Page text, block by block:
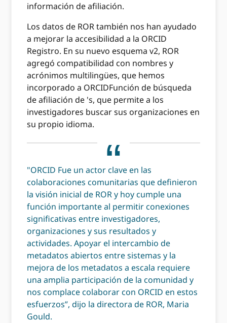
información de afiliación.
Los datos de ROR también nos han ayudado
a mejorar la accesibilidad a la ORCID
Registro. En su nuevo esquema v2, ROR
agregó compatibilidad con nombres y
acrónimos multilingües, que hemos
incorporado a ORCIDFunción de búsqueda
de afiliación de 's, que permite a los
investigadores buscar sus organizaciones en
su propio idioma.
"ORCID Fue un actor clave en las
colaboraciones comunitarias que definieron
la visión inicial de ROR y hoy cumple una
función importante al permitir conexiones
significativas entre investigadores,
organizaciones y sus resultados y
actividades. Apoyar el intercambio de
metadatos abiertos entre sistemas y la
mejora de los metadatos a escala requiere
una amplia participación de la comunidad y
nos complace colaborar con ORCID en estos
esfuerzos”, dijo la directora de ROR, Maria
Gould.